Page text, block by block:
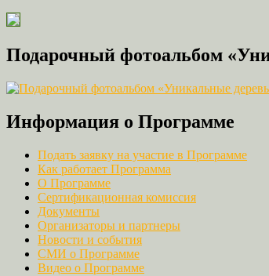
Подарочный фотоальбом
Информация о Программе
Подать заявку на участие в Программе
Как работает Программа
О Программе
Сертификационная комиссия
Документы
Организаторы и партнеры
Новости и события
СМИ о Программе
Видео о Программе